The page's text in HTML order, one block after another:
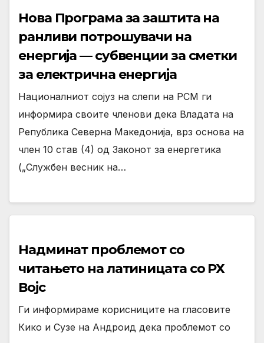
Нова Програма за заштита на
ранливи потрошувачи на
енергија — субвенции за сметки
за електрична енергија
Националниот сојуз на слепи на РСМ ги
информира своите членови дека Владата на
Република Северна Македонија, врз основа на
член 10 став (4) од Законот за енергетика
(„Службен весник на…
Надминат проблемот со
читањето на латиницата со РХ
Војс
Ги информираме корисниците на гласовите
Кико и Сузе на Андроид дека проблемот со